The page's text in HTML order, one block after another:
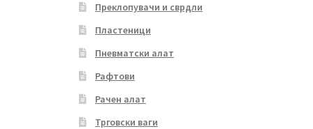
Преклопувачи и сврдли
Пластеници
Пневматски алат
Рафтови
Рачен алат
Трговски ваги